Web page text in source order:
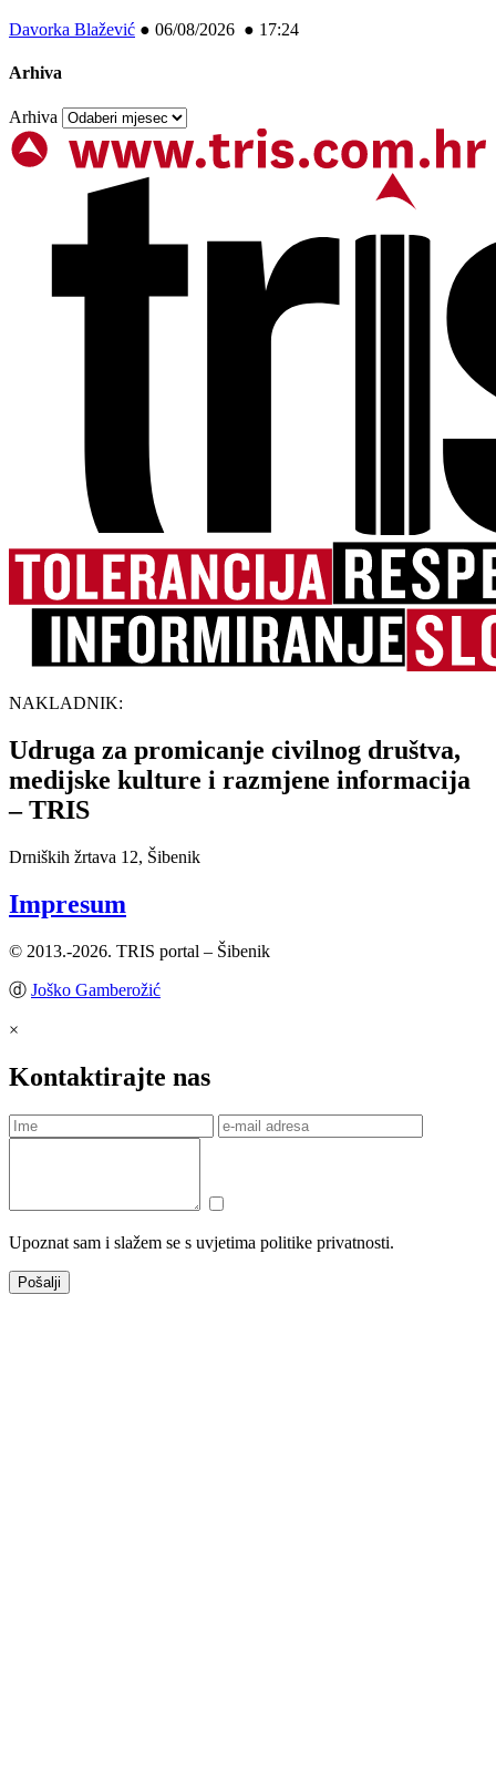
Davorka Blažević ● 06/08/2026 ● 17:24
Arhiva
Arhiva
NAKLADNIK:
Udruga za promicanje civilnog društva,
medijske kulture i razmjene informacija
– TRIS
Drniških žrtava 12, Šibenik
Impresum
© 2013.-2026. TRIS portal – Šibenik
ⓓ Joško Gamberožić
×
Kontaktirajte nas
Upoznat sam i slažem se s uvjetima politike privatnosti.
Pošalji